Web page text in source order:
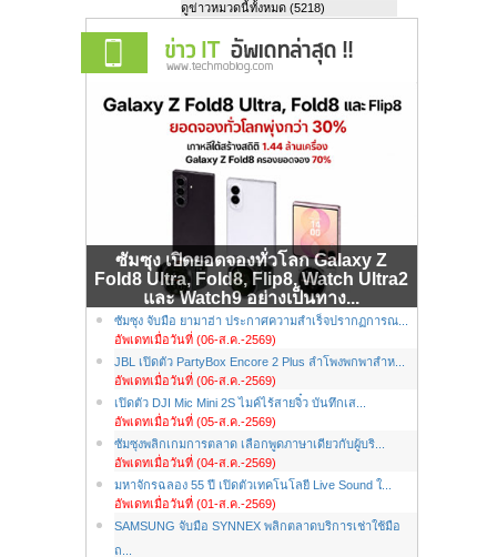
ดูข่าวหมวดนี้ทั้งหมด (5218)
ซัมซุง เปิดยอดจองทั่วโลก Galaxy Z
Fold8 Ultra, Fold8, Flip8, Watch Ultra2
และ Watch9 อย่างเป็นทาง...
ซัมซุง จับมือ ยามาฮ่า ประกาศความสำเร็จปรากฏการณ...
อัพเดทเมื่อวันที่ (06-ส.ค.-2569)
JBL เปิดตัว PartyBox Encore 2 Plus ลำโพงพกพาสำห...
อัพเดทเมื่อวันที่ (06-ส.ค.-2569)
เปิดตัว DJI Mic Mini 2S ไมค์ไร้สายจิ๋ว บันทึกเส...
อัพเดทเมื่อวันที่ (05-ส.ค.-2569)
ซัมซุงพลิกเกมการตลาด เลือกพูดภาษาเดียวกับผู้บริ...
อัพเดทเมื่อวันที่ (04-ส.ค.-2569)
มหาจักรฉลอง 55 ปี เปิดตัวเทคโนโลยี Live Sound ใ...
อัพเดทเมื่อวันที่ (01-ส.ค.-2569)
SAMSUNG จับมือ SYNNEX พลิกตลาดบริการเช่าใช้มือ
ถ...